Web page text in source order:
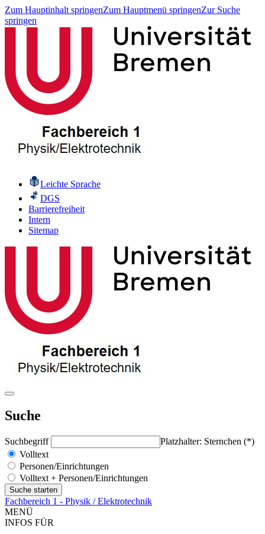
Zum Hauptinhalt springenZum Hauptmenü springenZur Suche
springen
Leichte Sprache
DGS
Barrierefreiheit
Intern
Sitemap
Suche
Suchbegriff
Platzhalter: Sternchen (*)
Volltext
Personen/Einrichtungen
Volltext + Personen/Einrichtungen
Fachbereich 1 - Physik / Elektrotechnik
MENÜ
INFOS FÜR